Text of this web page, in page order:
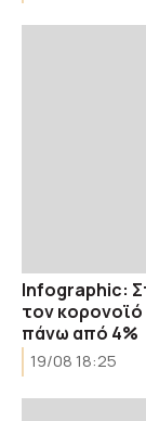
Infographic:
τον
πάνω από 4%
19/08 18:25